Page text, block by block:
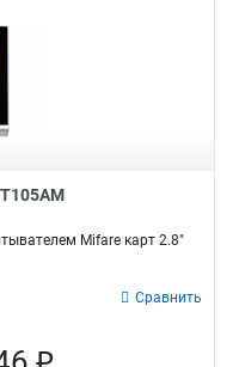
Mifare карт 2.8"
Сравнить